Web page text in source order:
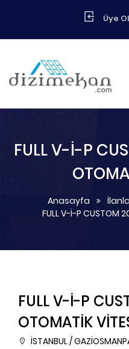
Üye
FULL V-İ-P
Anasayfa
FULL V-İ-P CUSTOM
FULL V-İ-P
OTOMATİK
İSTANBUL /